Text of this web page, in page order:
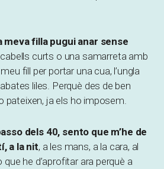
meva filla pugui anar sense
curts o una samarreta amb
fill per portar una cua, l’ungla
liles. Perquè des de ben
pateixen, ja els ho imposem.
dels 40, sento que m’he de
a la nit, a les mans, a la cara, al
he d’aprofitar ara perquè a